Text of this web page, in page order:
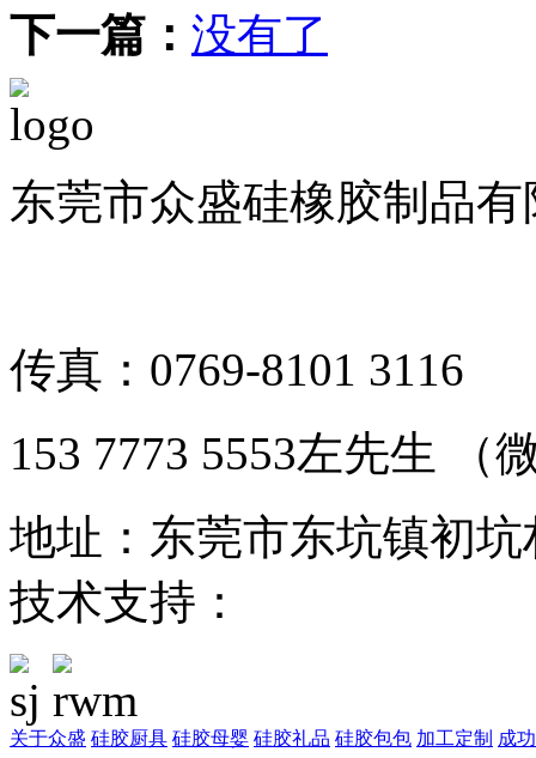
下一篇： 没有了
东莞市众盛硅橡胶制品
传真：0769-8101 3116
153 7773 5553左先生 （
地址：东莞市东坑镇初
技术支持：
关于众盛 硅胶厨具 硅胶母婴 硅胶礼品 硅胶包包 加工定制 成